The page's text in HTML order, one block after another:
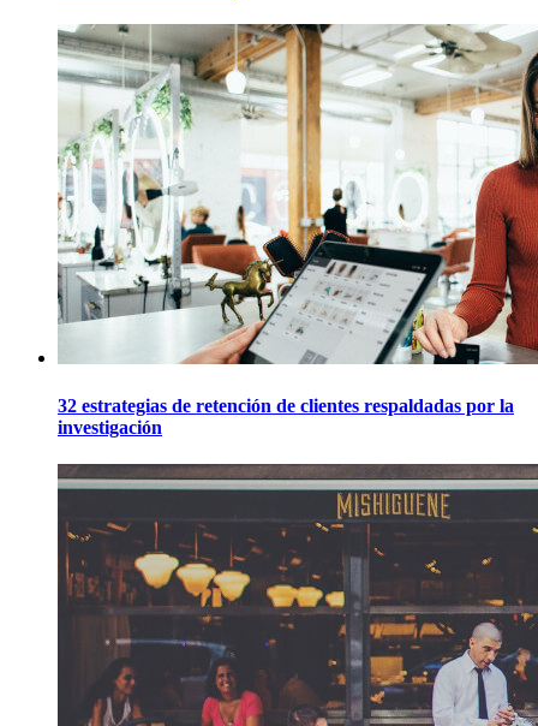
32 estrategias de retención de clientes respaldadas por la
investigación